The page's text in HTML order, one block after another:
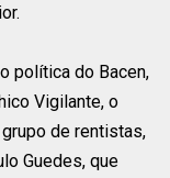
política do Bacen,
Vigilante, o
de rentistas,
Guedes, que